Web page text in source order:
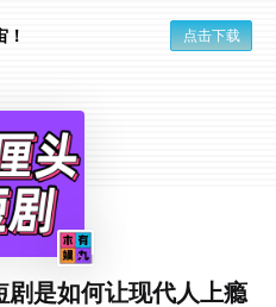
点击下载
剧是如何让现代人上瘾